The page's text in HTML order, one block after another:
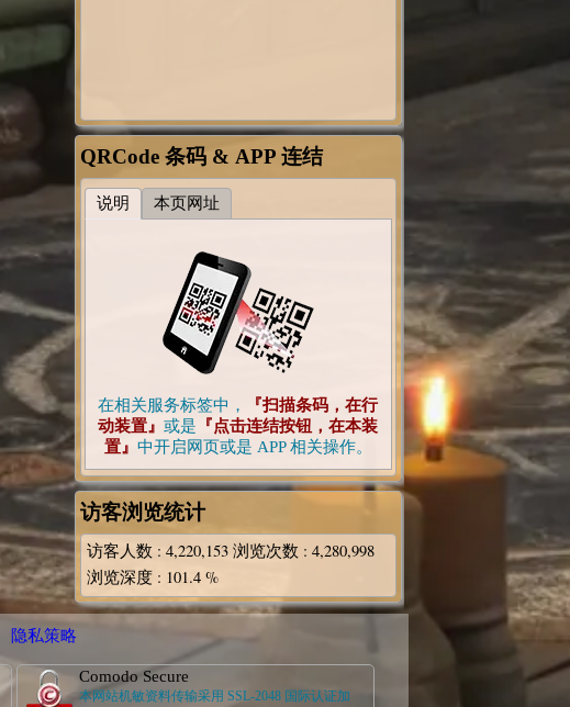
QRCode 条码 & APP 连结
说明 本页网址
在相关服务标签中，
『扫描条码，在行
动装置』 或是 『点击连结按钮，在本装
置』 中开启网页或是 APP 相关操作。
访客浏览统计
访客人数 : 4,220,153 浏览次数 : 4,280,998
浏览深度: 101.4 %
隐私策略
Comodo Secure
本网站机敏资料传输采用 SSL-2048 国际认证加